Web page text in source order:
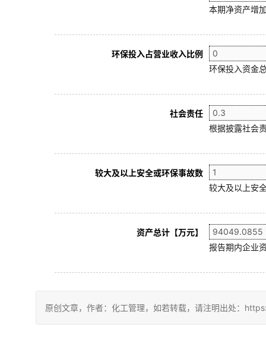
本期净资产增
环保投入占营业收入比例
环保投入资金
社会责任
根据披露社会
较大及以上安全或环保事故数
较大及以上安
资产总计【万元】
报告期内企业
原创文章，作者：化工管理，如若转载，请注明出处：